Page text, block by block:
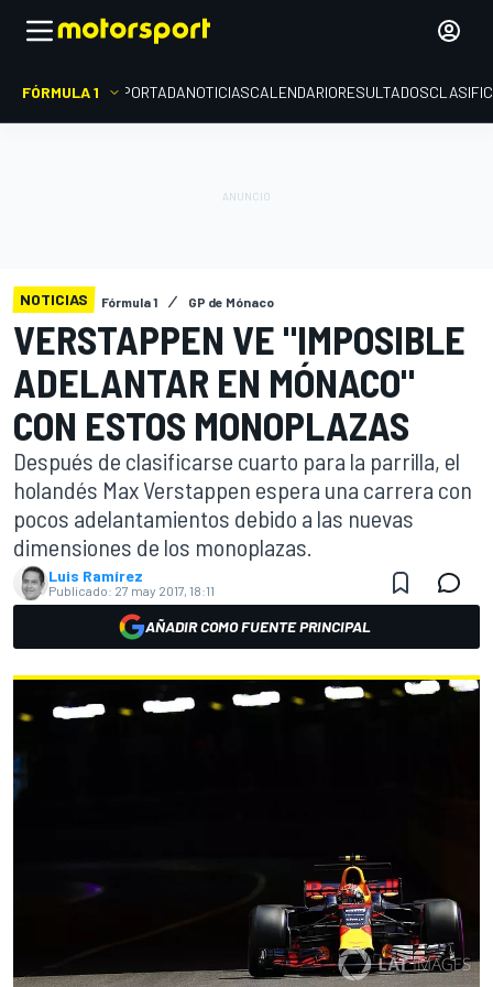
FÓRMULA 1 PORTADANOTICIASCALENDARIORESULTADOS
NOTICIAS Fórmula 1 GP de Mónaco
VERSTAPPEN VE "IMPOSIBLE
ADELANTAR EN MÓNACO"
CON ESTOS MONOPLAZAS
Después de clasificarse cuarto para la parrilla, el
holandés Max Verstappen espera una carrera con
pocos adelantamientos debido a las nuevas
dimensiones de los monoplazas.
Luis Ramírez
Publicado: 27 may 2017, 18:11
AÑADIR COMO FUENTE PRINCIPAL